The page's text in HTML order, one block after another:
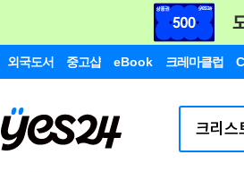
외국도서 중고샵 eBook 크레마클럽